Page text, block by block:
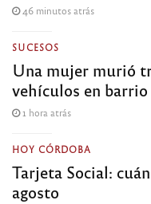
46 minutos atrás
SUCESOS
Una mujer murió
vehículos en
1 hora atrás
HOY CÓRDOBA
Tarjeta Social:
agosto